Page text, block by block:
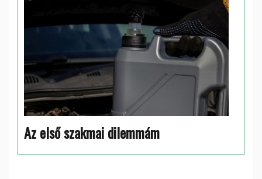
Az első szakmai dilemmám